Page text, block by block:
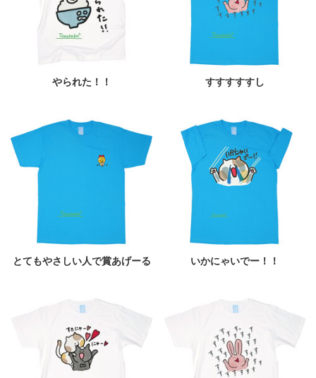
やられた！！ すすすすすし
とてもやさしい人で賞あげーる いかにゃいでー！！